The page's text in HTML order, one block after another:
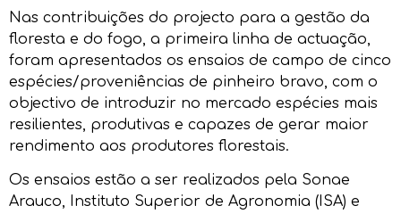
Nas contribuições do projecto para a gestão da
floresta e do fogo, a primeira linha de actuação,
foram apresentados os ensaios de campo de cinco
espécies/proveniências de pinheiro bravo, com o
objectivo de introduzir no mercado espécies mais
resilientes, produtivas e capazes de gerar maior
rendimento aos produtores florestais.
Os ensaios estão a ser realizados pela Sonae
Arauco, Instituto Superior de Agronomia (ISA) e